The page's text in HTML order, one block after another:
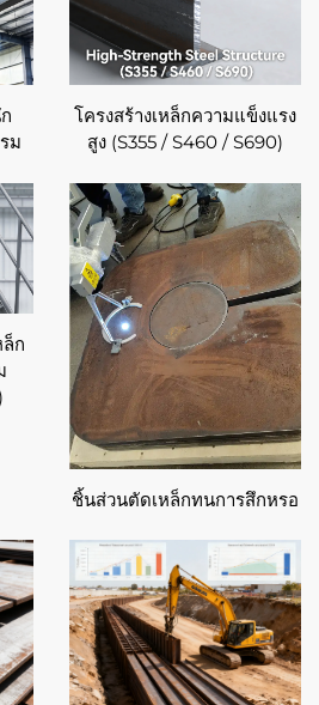
งานที่มีขนาดและความซับซ้อน
การใช้อุปกรณ์ที่ทันสมัย
วิศวกรผู้เชี่ยวชาญ เราจึงรับ
อในทุกโครงการแปรรูปเหล็ก
อการสร้างนวัตกรรม การ
รให้ความสำคัญกับลูกค้า ทำให้
ต้องการชิ้นส่วนเหล็กพิเศษที่เชื่อ
บริการแปรรูปเหล็กพิเศษของ
สดุระดับสูง:
ษของเราทำงานกับเหล็กพิเศษ
หล็กสเตนเลส เหล็กเครื่องมือ
วามเร็วสูง และเหล็กทนความ
คลุมนี้ทำให้เราสามารถตอบ
พาะของอุตสาหกรรมต่างๆ ที่มีข้อ
ที่ต้องการความต้านทานการ
ะเล หรือความแข็งสูงสำหรับ
แปรรูปเหล็กพิเศษของเราได้รับ
สิทธิภาพของแต่ละเกรดของ
ม
โครงสร้างเหล็กความแข็งแรง
สูง (S355 / S460 / S690)
ก
ชิ้นส่วนตัดเหล็กทนการสึกหรอ